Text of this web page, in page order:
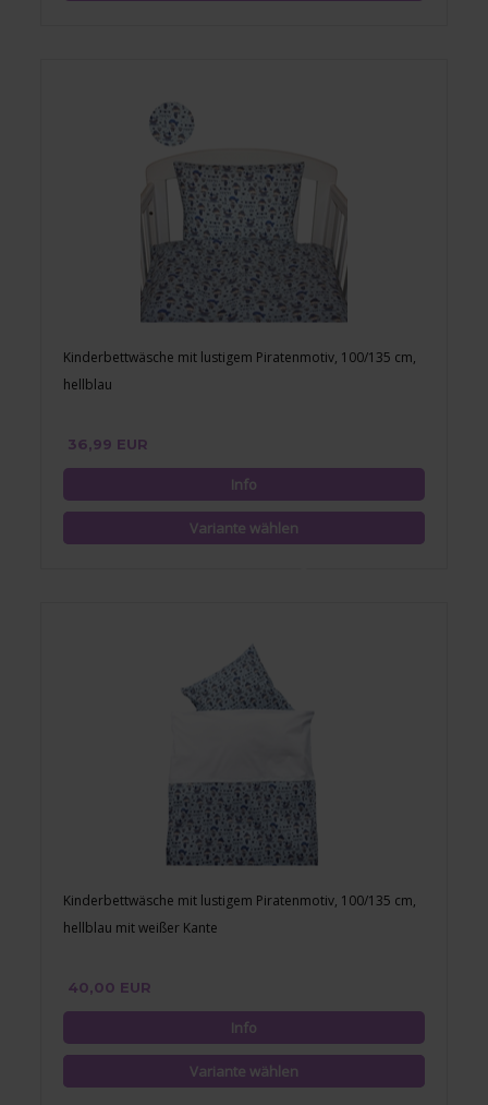
Kinderbettwäsche mit lustigem Piratenmotiv, 100/135 cm,
hellblau
36,99 EUR
Kinderbettwäsche mit lustigem Piratenmotiv, 100/135 cm,
hellblau mit weißer Kante
40,00 EUR